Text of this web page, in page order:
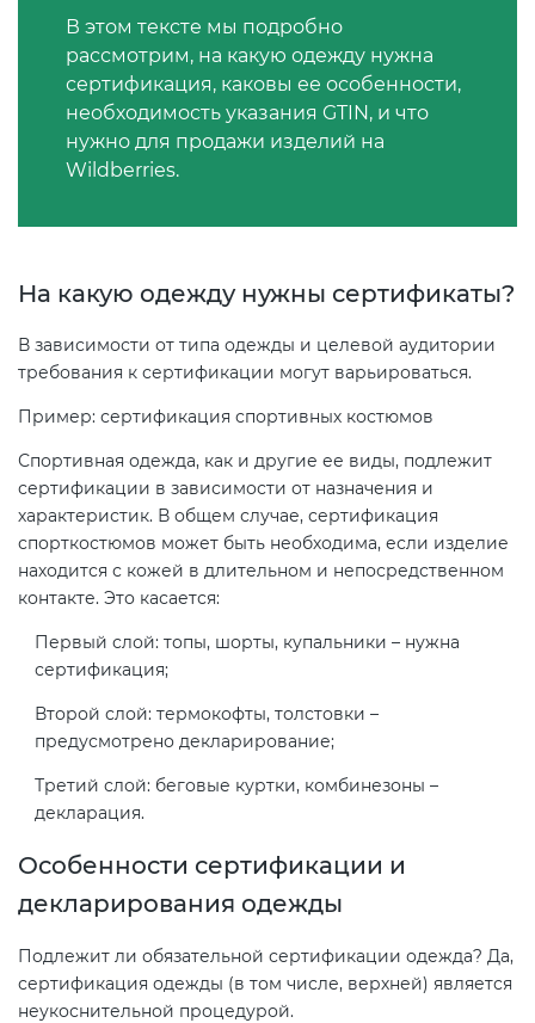
В этом тексте мы подробно
рассмотрим, на какую одежду нужна
сертификация, каковы ее особенности,
необходимость указания GTIN, и что
нужно для продажи изделий на
Wildberries.
На какую одежду нужны сертификаты?
В зависимости от типа одежды и целевой аудитории
требования к сертификации могут варьироваться.
Пример: сертификация спортивных костюмов
Спортивная одежда, как и другие ее виды, подлежит
сертификации в зависимости от назначения и
характеристик. В общем случае, сертификация
спорткостюмов может быть необходима, если изделие
находится с кожей в длительном и непосредственном
контакте. Это касается:
Первый слой: топы, шорты, купальники – нужна
сертификация;
Второй слой: термокофты, толстовки –
предусмотрено декларирование;
Третий слой: беговые куртки, комбинезоны –
декларация.
Особенности сертификации и
декларирования одежды
Подлежит ли обязательной сертификации одежда? Да,
сертификация одежды (в том числе, верхней) является
неукоснительной процедурой.
Декларация ТР ТС
Декларирование косметики (ТР
ТС 009)
Декларирование оборудования
продукции (ТР ТС 021)
Декларирование алкогольной
продукции (ТР ЕАЭС 047)
Декларирование
электромагнитной
совместимости (ТР ТС 020)
Сертификация детских товаров
(ТР ТС 007)
Сертификация товаров легкой
промышленности (ТР ТС 017)
Сертификация промышленного
оборудования (ТР ТС 010)
Сертификация средств
индивидуальной защиты (ТР ТС
019)